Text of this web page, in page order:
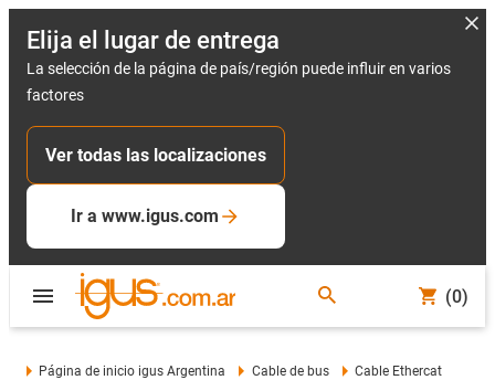
Elija el lugar de entrega
La selección de la página de país/región puede influir en varios
factores
Ver todas las localizaciones
Ir a www.igus.com
(0)
Página de inicio igus Argentina Cable de bus Cable Ethercat